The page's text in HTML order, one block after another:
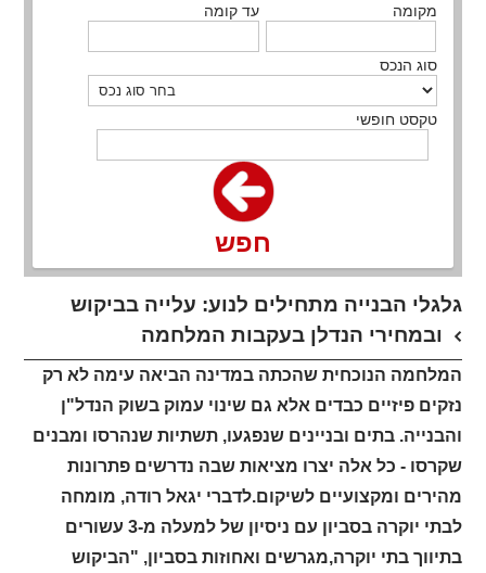
מקומה עד קומה
סוג הנכס
טקסט חופשי
חפש
גלגלי הבנייה מתחילים לנוע: עלייה בביקוש
ובמחירי הנדלן בעקבות המלחמה
המלחמה הנוכחית שהכתה במדינה הביאה עימה לא רק
נזקים פיזיים כבדים אלא גם שינוי עמוק בשוק הנדל"ן
והבנייה. בתים ובניינים שנפגעו, תשתיות שנהרסו ומבנים
שקרסו - כל אלה יצרו מציאות שבה נדרשים פתרונות
מהירים ומקצועיים לשיקום.לדברי יגאל רודה, מומחה
לבתי יוקרה בסביון עם ניסיון של למעלה מ-3 עשורים
בתיווך בתי יוקרה,מגרשים ואחוזות בסביון, "הביקוש